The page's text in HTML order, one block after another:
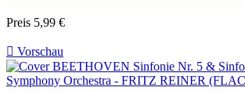
Preis 5,99 €
 Vorschau